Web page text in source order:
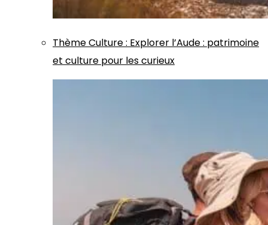
ThèmeCulture: Explorer l’Aude : patrimoine
et culture pour les curieux